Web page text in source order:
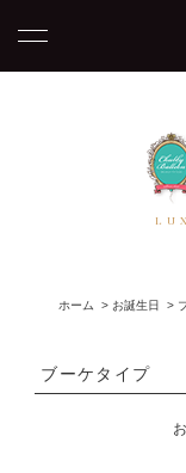
ホーム > お誕生日 >
ブーケタイプ